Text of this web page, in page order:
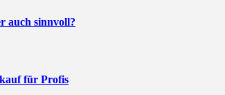
auch sinnvoll?
für Profis